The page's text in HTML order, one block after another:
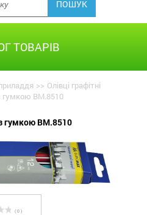
ТОВАРІВ
>> Олівці графітні
гумкою BM.8510
гумкою BM.8510
( 0 )